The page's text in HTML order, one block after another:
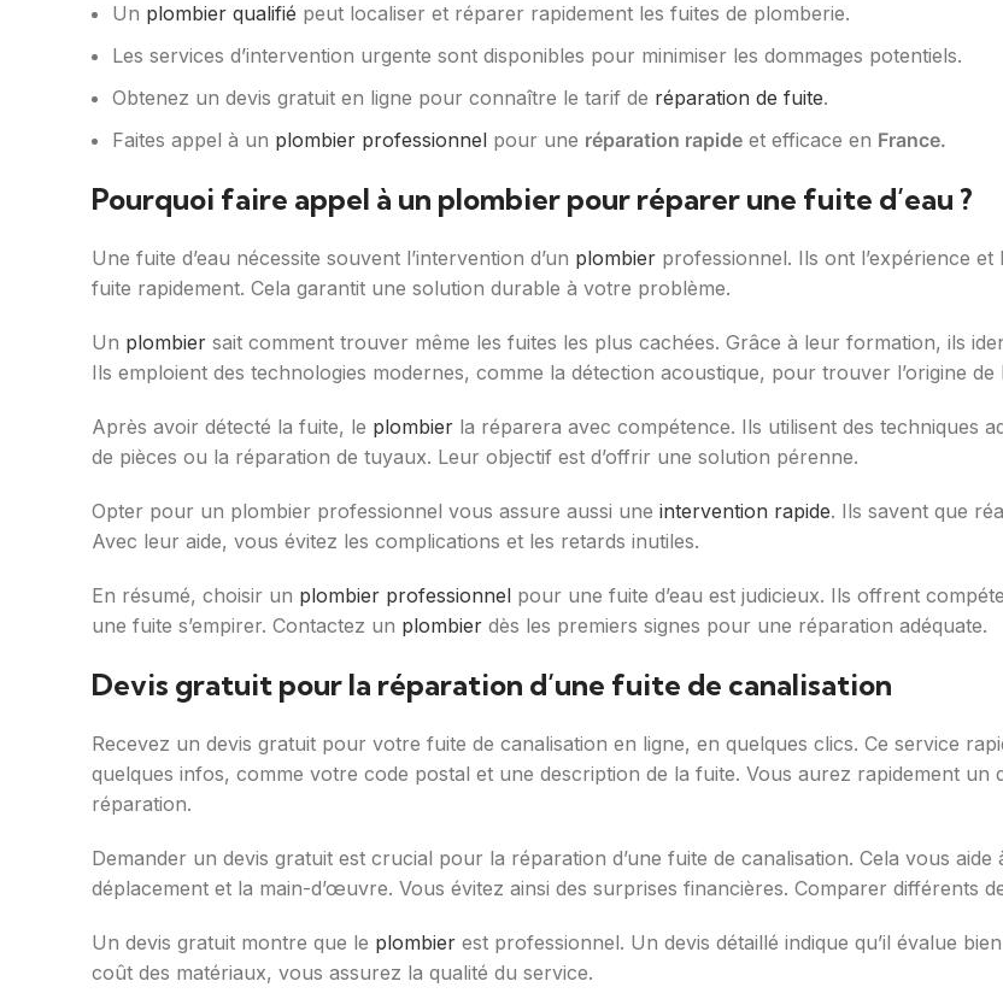
Un plombier qualifié peut localiser et réparer rapidement les fuites de plomberie.
Les services d’intervention urgente sont disponibles pour minimiser les dommages potentiels.
Obtenez un devis gratuit en ligne pour connaître le tarif de réparation de fuite.
Faites appel à un plombier professionnel pour une réparation rapide et efficace en France.
Pourquoi faire appel à un plombier pour réparer une fuite d’eau ?
Une fuite d’eau nécessite souvent l’intervention d’un plombier professionnel. Ils ont l’expérience
fuite rapidement. Cela garantit une solution durable à votre problème.
Un plombier sait comment trouver même les fuites les plus cachées. Grâce à leur formation, ils
Ils emploient des technologies modernes, comme la détection acoustique, pour trouver l’origine de
Après avoir détecté la fuite, le plombier la réparera avec compétence. Ils utilisent des techniques
de pièces ou la réparation de tuyaux. Leur objectif est d’offrir une solution pérenne.
Opter pour un plombier professionnel vous assure aussi une intervention rapide. Ils savent que
Avec leur aide, vous évitez les complications et les retards inutiles.
En résumé, choisir un plombier professionnel pour une fuite d’eau est judicieux. Ils offrent
une fuite s’empirer. Contactez un plombier dès les premiers signes pour une réparation adéquate.
Devis gratuit pour la réparation d’une fuite de canalisation
Recevez un devis gratuit pour votre fuite de canalisation en ligne, en quelques clics. Ce service
quelques infos, comme votre code postal et une description de la fuite. Vous aurez rapidement un
réparation.
Demander un devis gratuit est crucial pour la réparation d’une fuite de canalisation. Cela vous
déplacement et la main-d’œuvre. Vous évitez ainsi des surprises financières. Comparer différents
Un devis gratuit montre que le plombier est professionnel. Un devis détaillé indique qu’il évalue
coût des matériaux, vous assurez la qualité du service.